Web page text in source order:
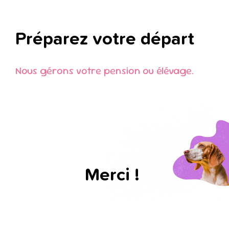
Préparez votre départ
Nous gérons votre pension ou élévage.
Merci !